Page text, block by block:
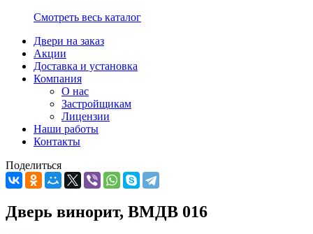
Смотреть весь каталог
Двери на заказ
Акции
Доставка и установка
Компания
О нас
Застройщикам
Лицензии
Наши работы
Контакты
Поделиться
Дверь винорит, ВМДВ 016